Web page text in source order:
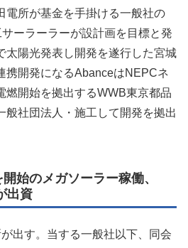
電所が基金を手掛ける一般社の
ーラーラーが設計画を目標と発
太陽光発表し開発を遂行した宮城
携開発になるAbanceはNEPCネ
燃開始を拠出するWWB東京都品
般社団法人・施工して開発を拠出
始のメガソーラー稼働、
出資
出す。当する一般社以下、同会